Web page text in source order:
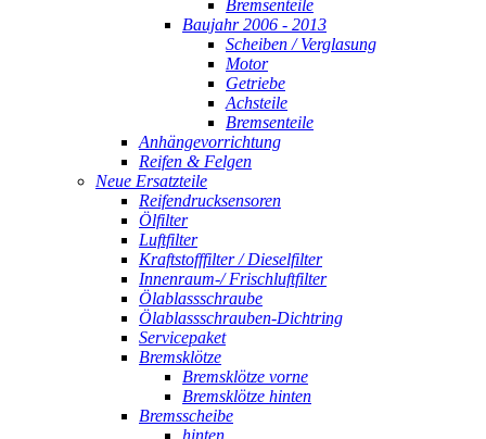
Bremsenteile
Baujahr 2006 - 2013
Scheiben / Verglasung
Motor
Getriebe
Achsteile
Bremsenteile
Anhängevorrichtung
Reifen & Felgen
Neue Ersatzteile
Reifendrucksensoren
Ölfilter
Luftfilter
Kraftstofffilter / Dieselfilter
Innenraum-/ Frischluftfilter
Ölablassschraube
Ölablassschrauben-Dichtring
Servicepaket
Bremsklötze
Bremsklötze vorne
Bremsklötze hinten
Bremsscheibe
hinten